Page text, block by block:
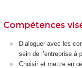
Compétences
Dialoguer avec les
sein de l’entreprise à
Choisir et mettre en